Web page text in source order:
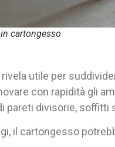
cartongesso
utile per
con rapidità gli
pareti divisorie,
il cartongesso